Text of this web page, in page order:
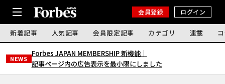
会員登録 ログイン
新着記事 人気記事 会員限定記事 カテゴリ 連載
NEWS
Forbes JAPAN MEMBERSHIP 新機能｜
記事ページ内の広告表示を最小限にしました